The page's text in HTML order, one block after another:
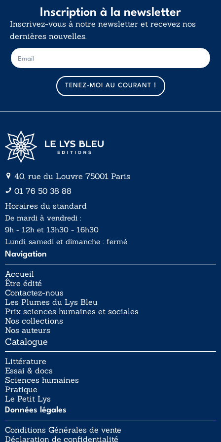
Inscription à la newsletter
Inscrivez-vous à notre newsletter et recevez nos
dernières nouvelles.
m
a
i
l
E
-
m
TENEZ-MOI AU COURANT !
40, rue du Louvre 75001 Paris
01 76 50 38 88
Horaires du standard
De mardi à vendredi :
9h - 12h et 13h30 - 16h30
Lundi, samedi et dimanche : fermé
Navigation
Accueil
Être édité
Contactez-nous
Les Plumes du Lys Bleu
Prix sciences humaines et sociales
Nos collections
Nos auteurs
Catalogue
Littérature
Essai & docs
Sciences humaines
Pratique
Le Petit Lys
Données légales
Conditions Générales de vente
Déclaration de confidentialité